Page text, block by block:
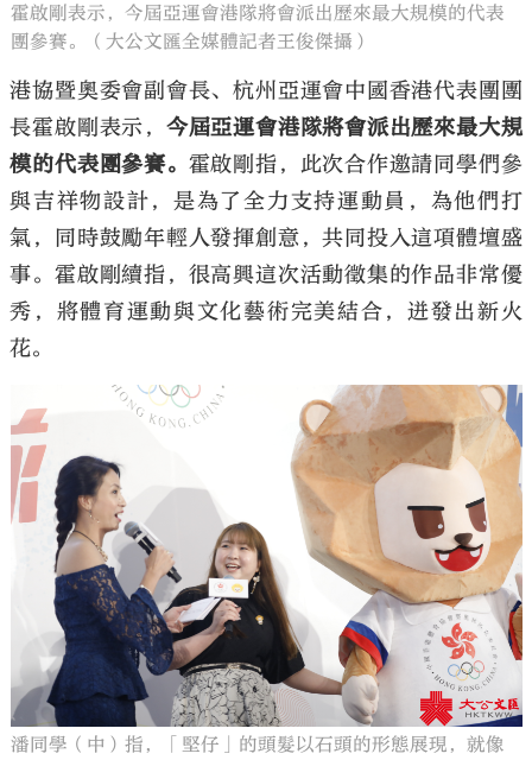
霍啟剛表示，今屆亞運會港隊將會派出歷來最大規模的代表
團參賽。（大公文匯全媒體記者王俊傑攝）
港協暨奧委會副會長、杭州亞運會中國香港代表團團
長霍啟剛表示， 今屆亞運會港隊將會派出歷來最大規
模的代表團參賽。 霍啟剛指，此次合作邀請同學們參
與吉祥物設計，是為了全力支持運動員，為他們打
氣，同時鼓勵年輕人發揮創意，共同投入這項體壇盛
事。霍啟剛續指，很高興這次活動徵集的作品非常優
秀，將體育運動與文化藝術完美結合，迸發出新火
花。
潘同學（中）指，「堅仔」的頭髮以石頭的形態展現，就像